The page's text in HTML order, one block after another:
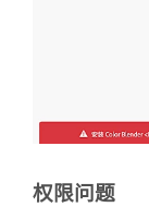
权限问题